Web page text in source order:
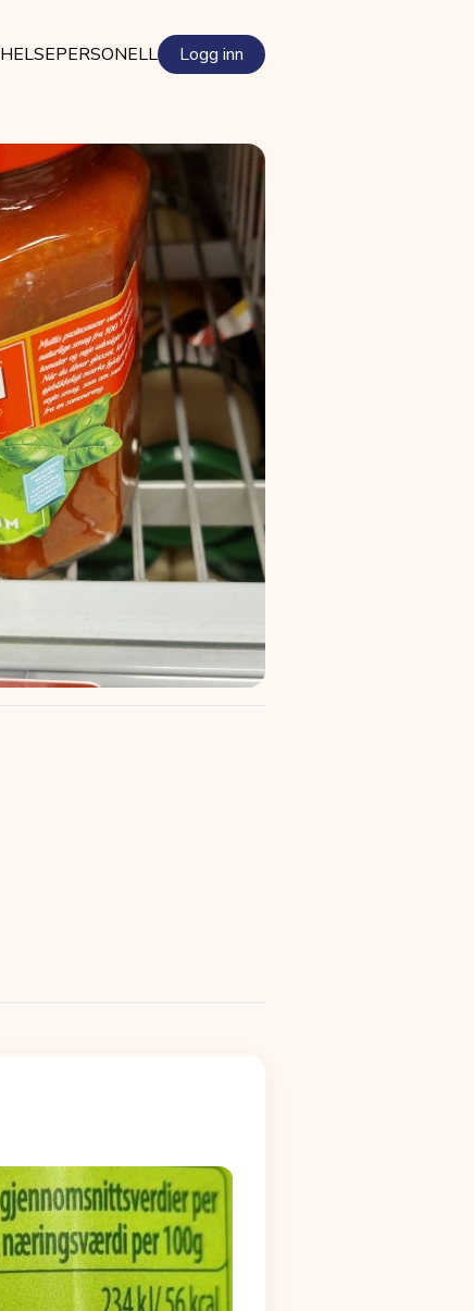
HELSEPERSONELL Logg inn